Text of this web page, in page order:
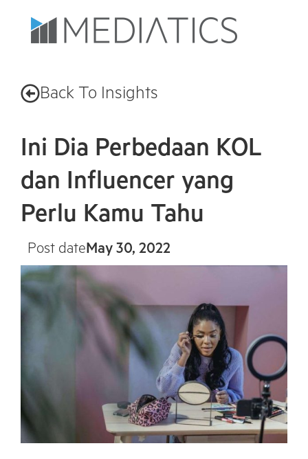
Back To Insights
Ini Dia Perbedaan KOL
dan Influencer yang
Perlu Kamu Tahu
Post dateMay 30, 2022